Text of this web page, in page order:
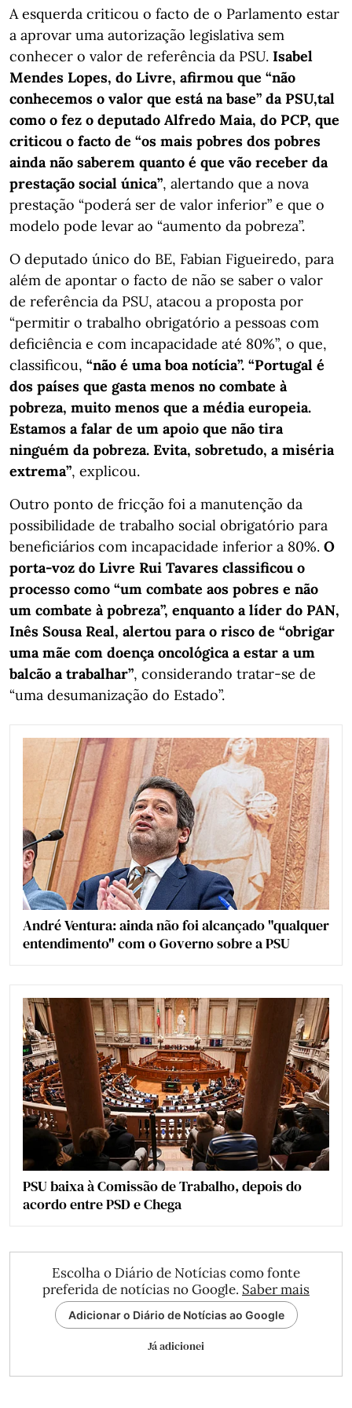
A esquerda criticou o facto de o Parlamento estar
a aprovar uma autorização legislativa sem
conhecer o valor de referência da PSU. Isabel
Mendes Lopes, do Livre, afirmou que “não
conhecemos o valor que está na base” da PSU,tal
como o fez o deputado Alfredo Maia, do PCP, que
criticou o facto de “os mais pobres dos pobres
ainda não saberem quanto é que vão receber da
prestação social única”, alertando que a nova
prestação “poderá ser de valor inferior” e que o
modelo pode levar ao “aumento da pobreza”.
O deputado único do BE, Fabian Figueiredo, para
além de apontar o facto de não se saber o valor
de referência da PSU, atacou a proposta por
“permitir o trabalho obrigatório a pessoas com
deficiência e com incapacidade até 80%”, o que,
classificou, “não é uma boa notícia”. “Portugal é
dos países que gasta menos no combate à
pobreza, muito menos que a média europeia.
Estamos a falar de um apoio que não tira
ninguém da pobreza. Evita, sobretudo, a miséria
extrema”, explicou.
Outro ponto de fricção foi a manutenção da
possibilidade de trabalho social obrigatório para
beneficiários com incapacidade inferior a 80%. O
porta-voz do Livre Rui Tavares classificou o
processo como “um combate aos pobres e não
um combate à pobreza”, enquanto a líder do PAN,
Inês Sousa Real, alertou para o risco de “obrigar
uma mãe com doença oncológica a estar a um
balcão a trabalhar”, considerando tratar‑se de
“uma desumanização do Estado”.
André Ventura: ainda não foi alcançado "qualquer
entendimento" com o Governo sobre a PSU
PSU baixa à Comissão de Trabalho, depois do
acordo entre PSD e Chega
Escolha o Diário de Notícias como fonte
preferida de notícias no Google. Saber mais
Adicionar o Diário de Notícias ao Google
Já adicionei